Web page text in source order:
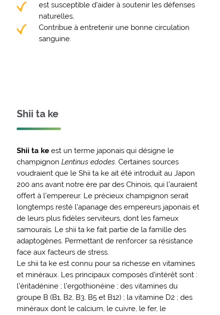
est susceptible d’aider à soutenir les défenses
naturelles,
Contribue à entretenir une bonne circulation
sanguine.
Shii ta ke
Shii ta keest un terme japonais qui désigne le
champignon Lentinus edodes. Certaines sources
voudraient que le Shii ta ke ait été introduit au Japon
200 ans avant notre ère par des Chinois, qui l’auraient
offert à l’empereur. Le précieux champignon serait
longtemps resté l’apanage des empereurs japonais et
de leurs plus fidèles serviteurs, dont les fameux
samouraïs. Le shii ta ke fait partie de la famille des
adaptogènes. Permettant de renforcer sa résistance
face aux facteurs de stress.
Le shii ta ke est connu pour sa richesse en vitamines
et minéraux. Les principaux composés d’intérêt sont :
l’éritadénine ; l’ergothionéine ; des vitamines du
groupe B (B1, B2, B3, B5 et B12) ; la vitamine D2 ; des
minéraux dont le calcium, le cuivre, le fer, le